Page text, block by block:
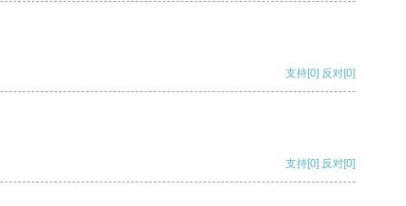
支持[0] 反对[0]
支持[0] 反对[0]